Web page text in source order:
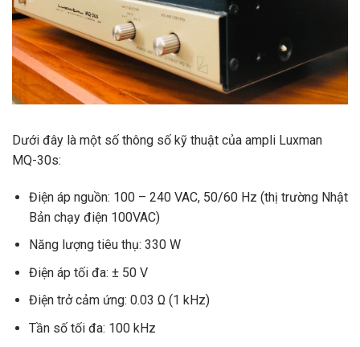
Dưới đây là một số thông số kỹ thuật của ampli Luxman
MQ-30s:
Điện áp nguồn: 100 – 240 VAC, 50/60 Hz (thị trường Nhật
Bản chạy điện 100VAC)
Năng lượng tiêu thụ: 330 W
Điện áp tối đa: ± 50 V
Điện trở cảm ứng: 0.03 Ω (1 kHz)
Tần số tối đa: 100 kHz